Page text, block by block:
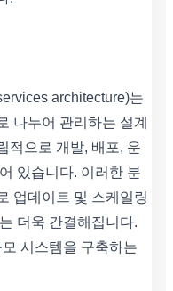
architecture)는
나누어 관리하는 설계
적으로 개발, 배포, 운
있습니다. 이러한 분
업데이트 및 스케일링
더욱 간결해집니다.
시스템을 구축하는